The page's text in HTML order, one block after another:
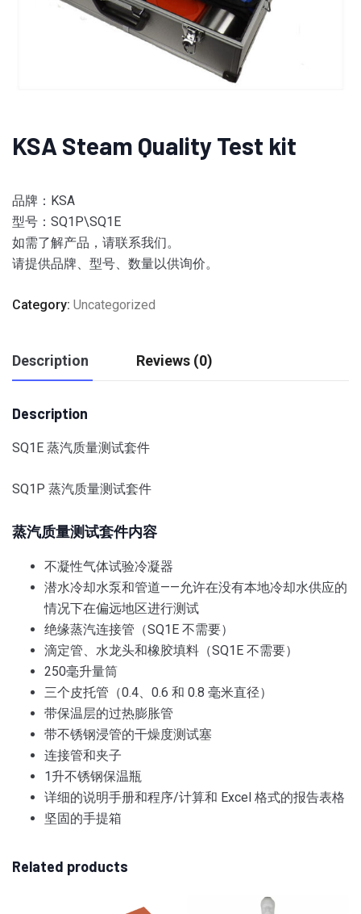
KSA Steam Quality Test kit
品牌：KSA
型号：SQ1P\SQ1E
如需了解产品，请联系我们。
请提供品牌、型号、数量以供询价。
Category: Uncategorized
Description Reviews (0)
Description
SQ1E 蒸汽质量测试套件
SQ1P 蒸汽质量测试套件
蒸汽质量测试套件内容
不凝性气体试验冷凝器
潜水冷却水泵和管道——允许在没有本地冷却水供应的
情况下在偏远地区进行测试
绝缘蒸汽连接管（SQ1E 不需要）
滴定管、水龙头和橡胶填料（SQ1E 不需要）
250毫升量筒
三个皮托管（0.4、0.6 和 0.8 毫米直径）
带保温层的过热膨胀管
带不锈钢浸管的干燥度测试塞
连接管和夹子
1升不锈钢保温瓶
详细的说明手册和程序/计算和 Excel 格式的报告表格
坚固的手提箱
Related products